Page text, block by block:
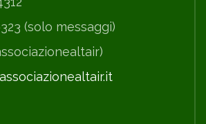
(solo messaggi)